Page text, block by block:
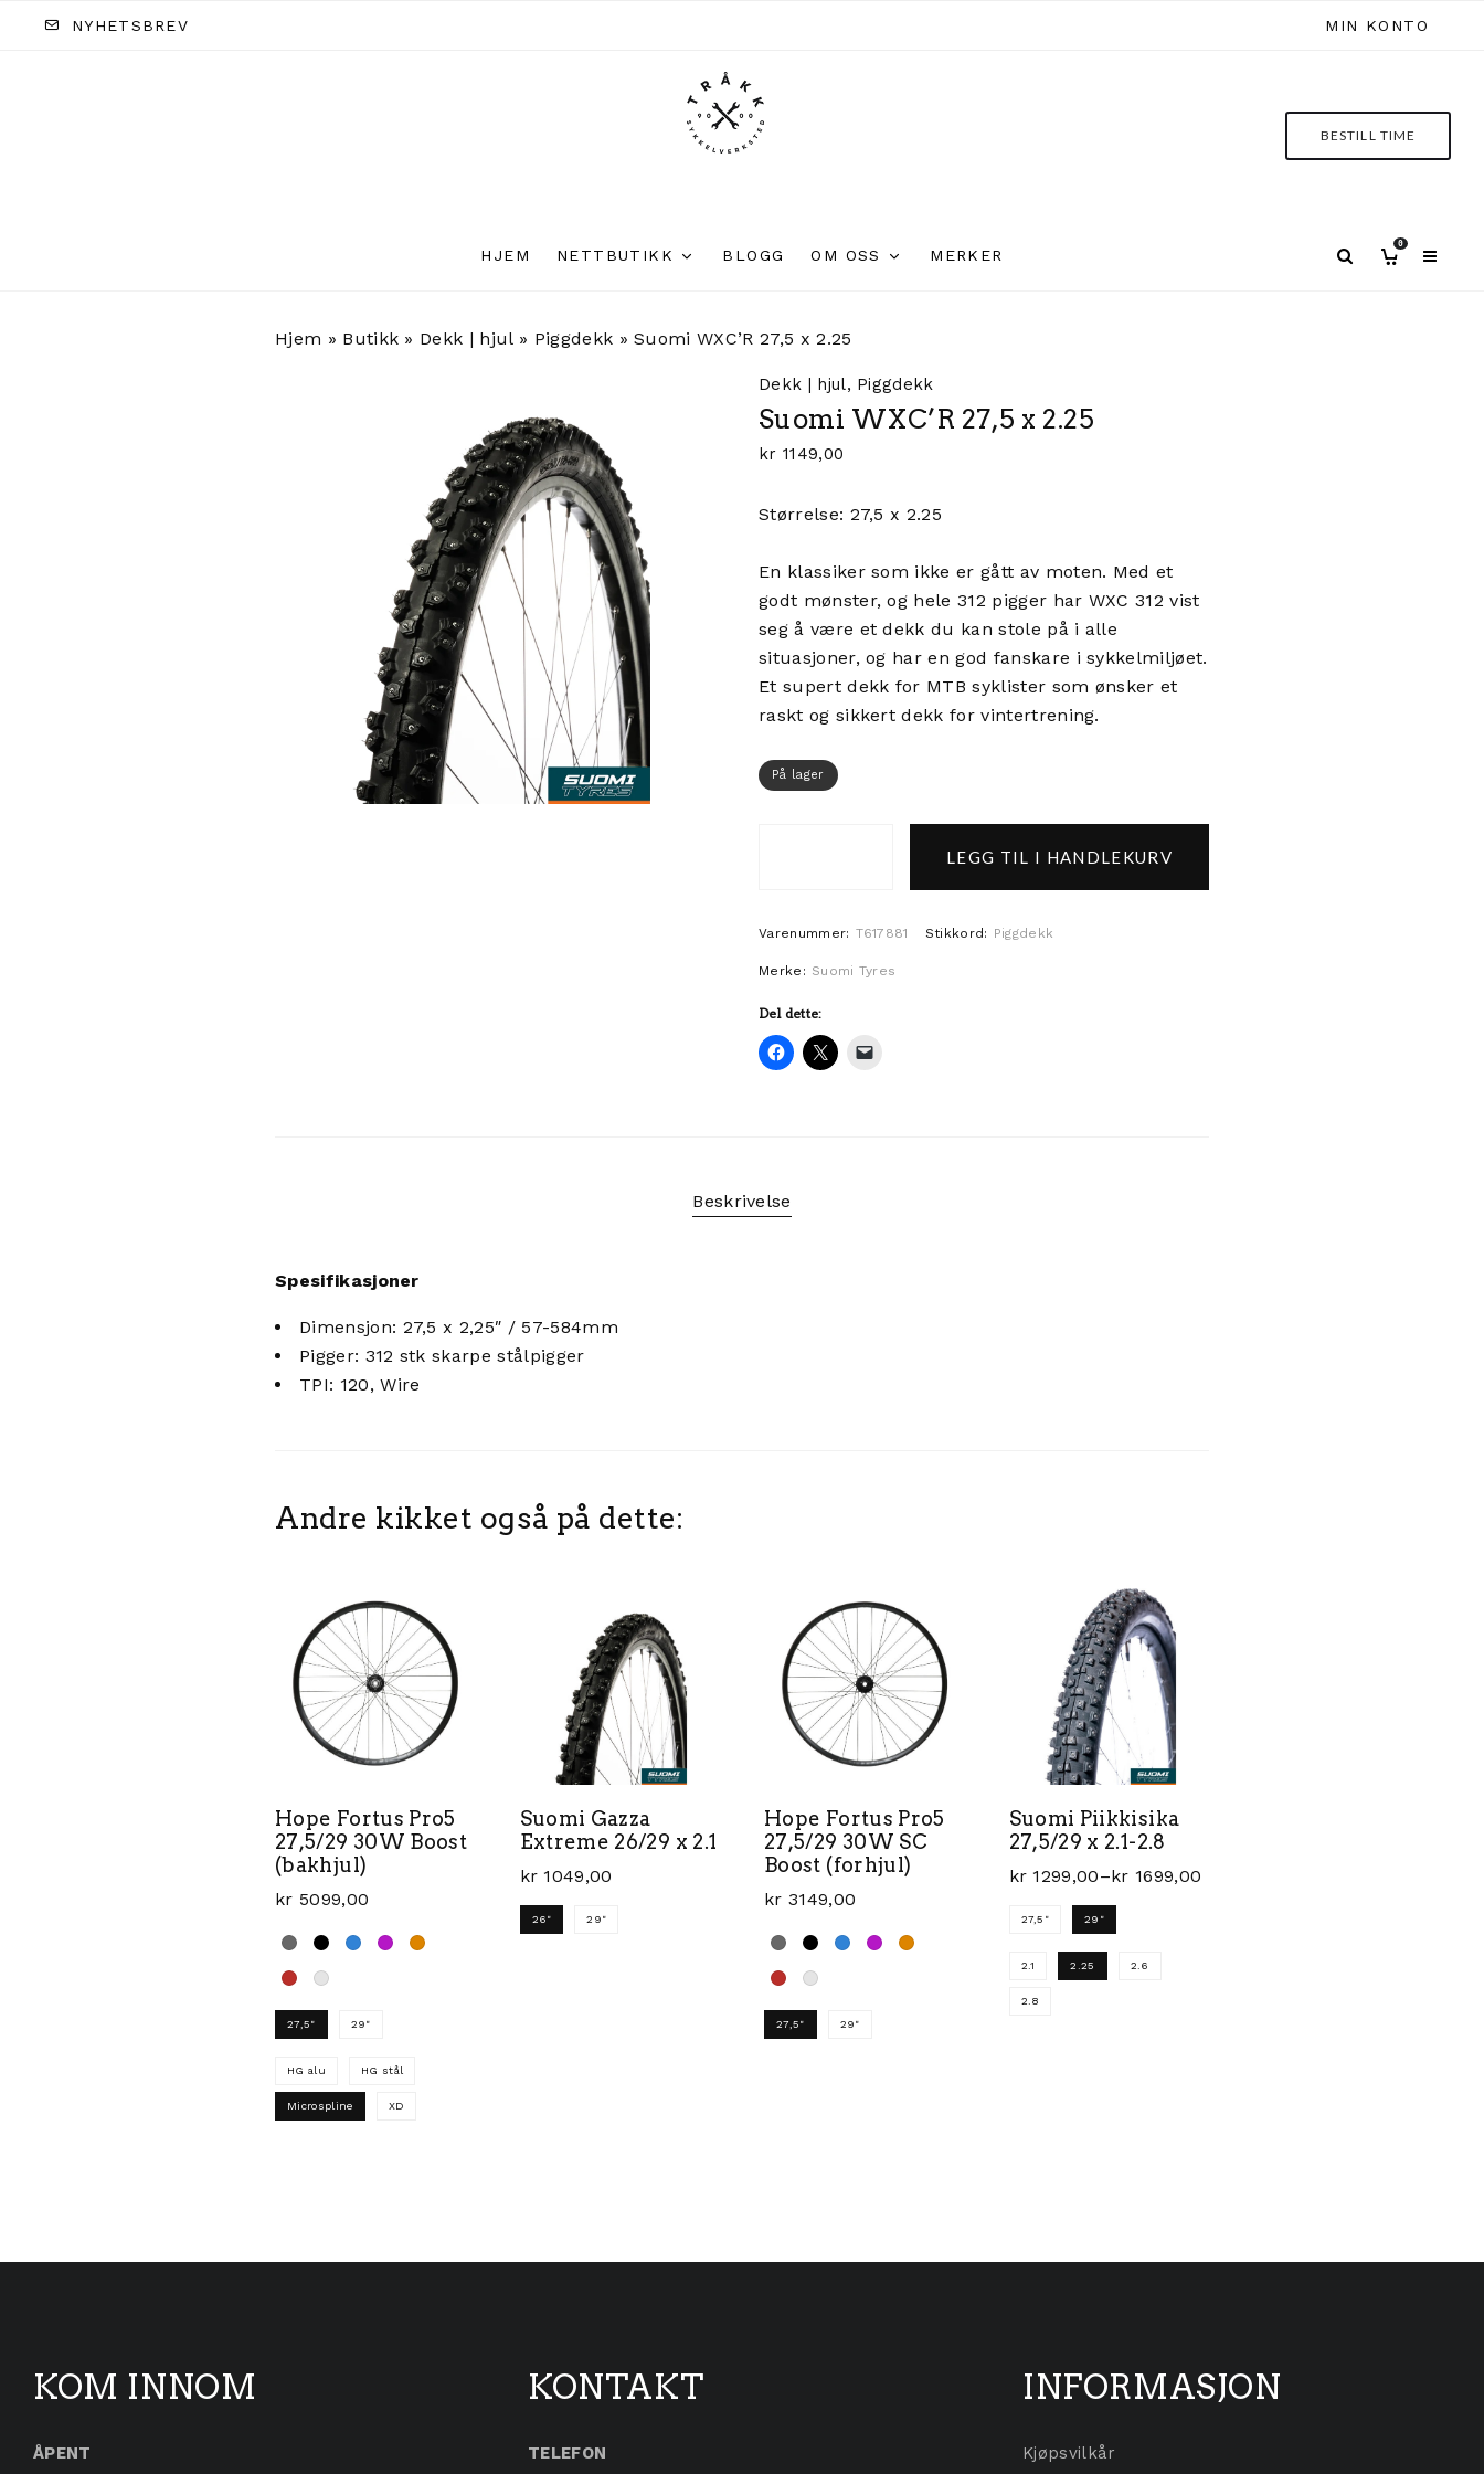
MIN KONTO
NYHETSBREV
BESTILL TIME
HJEM NETTBUTIKK BLOGG OM OSS MERKER
0
Hjem » Butikk » Dekk | hjul» Piggdekk »Suomi WXC’R 27,5 x 2.25
Dekk | hjul, Piggdekk
Suomi WXC’R 27,5 x 2.25
kr 1149,00
Størrelse: 27,5 x 2.25
En klassiker som ikke er gått av moten. Med et
godt mønster, og hele 312 pigger har WXC 312 vist
seg å være et dekk du kan stole på i alle
situasjoner, og har en god fanskare i sykkelmiljøet.
Et supert dekk for MTB syklister som ønsker et
raskt og sikkert dekk for vintertrening.
På lager
Suomi WXC'R 27,5 x 2.25 antall
LEGG TIL I HANDLEKURV
Varenummer: T617881 Stikkord: Piggdekk
Merke: Suomi Tyres
Del dette:
Beskrivelse
Spesifikasjoner
Dimensjon: 27,5 x 2,25″ / 57-584mm
Pigger: 312 stk skarpe stålpigger
TPI: 120, Wire
Andre kikket også på dette:
Hope Fortus Pro5
27,5/29 30W Boost
(bakhjul)
kr 5099,00
27,5" 29"
HG alu HG stål
Microspline XD
Suomi Gazza
Extreme 26/29 x 2.1
kr 1049,00
26" 29"
Dette produktet har flere varianter. Alternativene kan velges på produktsiden
Hope Fortus Pro5
27,5/29 30W SC
Boost (forhjul)
kr 3149,00
27,5" 29"
Suomi Piikkisika
27,5/29 x 2.1-2.8
kr 1299,00–kr 1699,00
Prisområde: kr 1299,00 til kr 1699,00
27,5" 29"
2.1 2.25 2.6
2.8
KOM INNOM
ÅPENT
KONTAKT
TELEFON
INFORMASJON
Kjøpsvilkår